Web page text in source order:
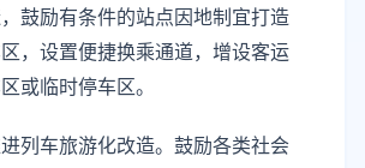
鼓励有条件的站点因地制宜打造
，设置便捷换乘通道，增设客运
或临时停车区。
进列车旅游化改造。鼓励各类社会